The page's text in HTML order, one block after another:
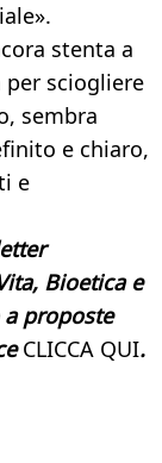
stenta a
per sciogliere
sembra
e chiaro,
e
Bioetica e
proposte
CLICCA QUI.